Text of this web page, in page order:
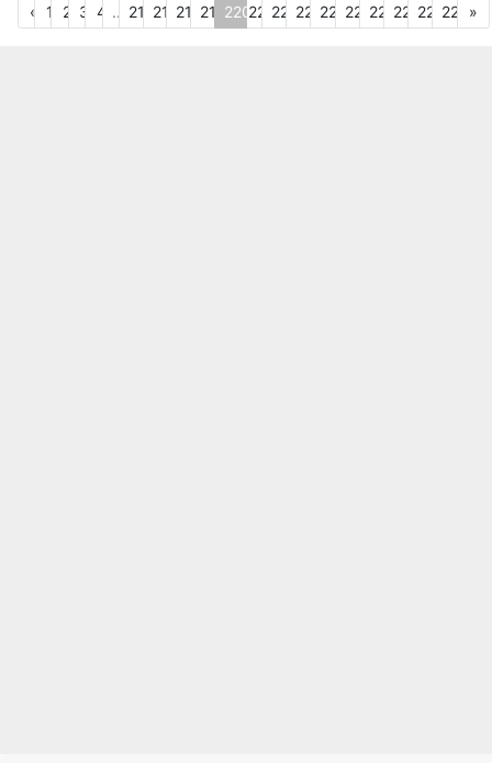
« Предыдущая
1 2 3 4 ... 216217218219220
(текущая)
221222223224225226227228229 »